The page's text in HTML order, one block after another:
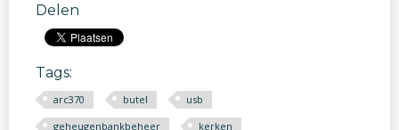
Delen
Tags:
arc370 butel
usb
geheugenbankbeheer
kerken